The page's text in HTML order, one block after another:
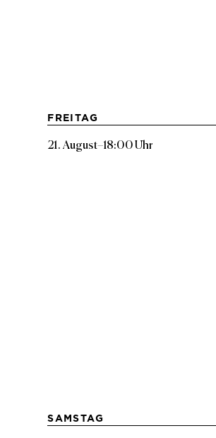
FREITAG
21. August–18:00 Uhr
SAMSTAG